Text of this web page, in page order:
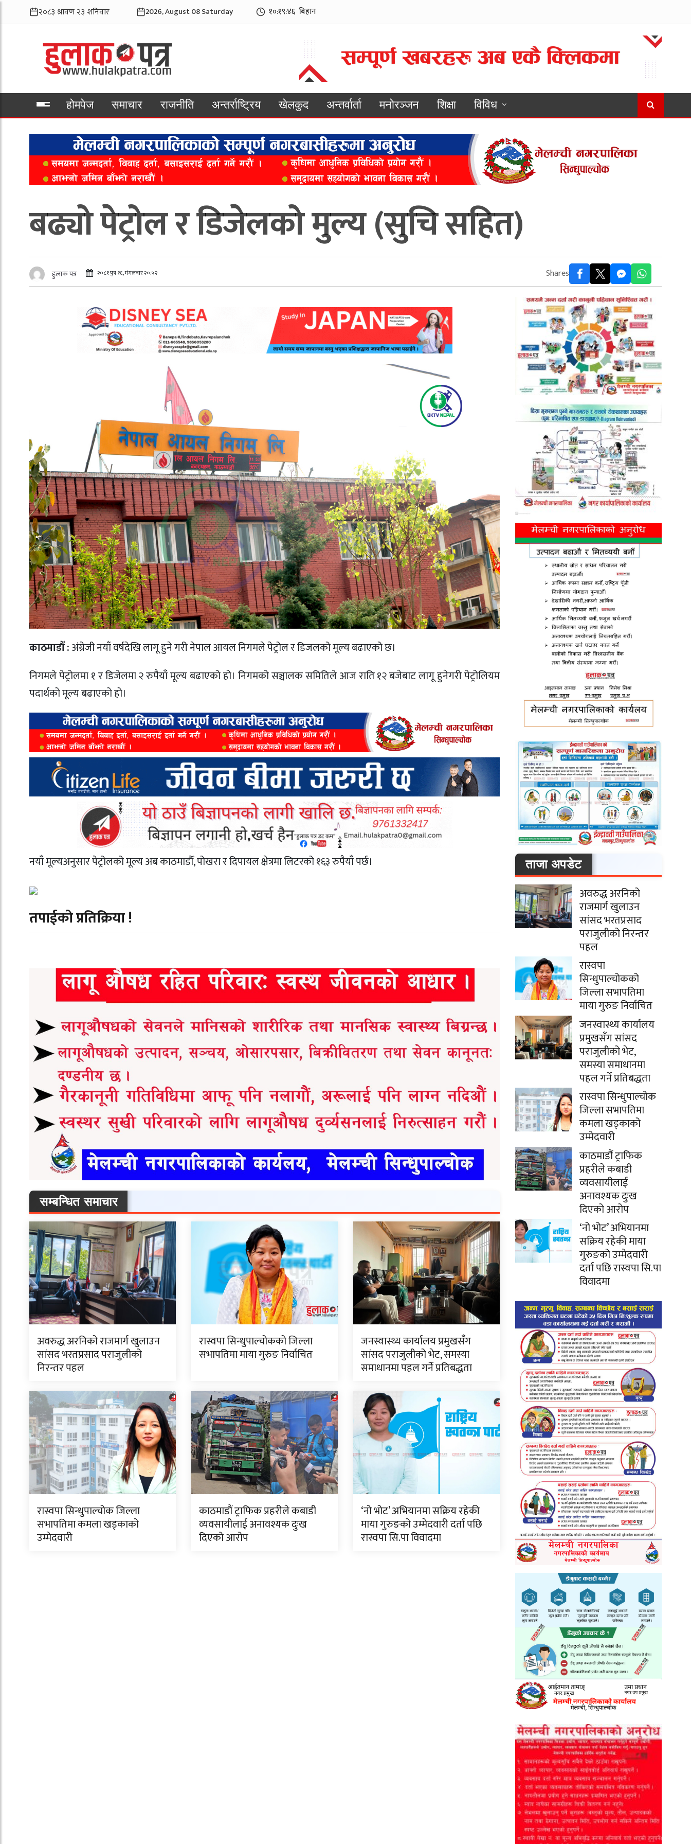
2026, August 08 Saturday १०:१९:४८ बिहान
होमपेज समाचार राजनीति अन्तर्राष्ट्रिय खेलकुद अन्तर्वार्ता मनोरञ्जन शिक्षा
विविध
बढ्यो पेट्रोल र डिजेलको मुल्य (सुचि सहित)
हुलाक पत्र २०८१ पुष १६, मंगलवार २०:५२ Shares
काठमाडौँ :अंग्रेजी नयाँ वर्षदेखि लागू हुने गरी नेपाल आयल निगमले पेट्रोल र डिजलको मूल्य बढाएको छ।
निगमले पेट्रोलमा १ र डिजेलमा २ रुपैयाँ मूल्य बढाएको हो। निगमको सञ्चालक समितिले आज राति १२ बजेबाट लागू हुनेगरी पेट्रोलियम
पदार्थको मूल्य बढाएको हो।
नयाँ मूल्यअनुसार पेट्रोलको मूल्य अब काठमाडौँ, पोखरा र दिपायल क्षेत्रमा लिटरको १६३ रुपैयाँ पर्छ।
तपाईको प्रतिक्रिया !
सम्बन्धित समाचार
अवरुद्ध अरनिको राजमार्ग खुलाउन
सांसद भरतप्रसाद पराजुलीको
निरन्तर पहल
रास्वपा सिन्धुपाल्चोकको जिल्ला
सभापतिमा माया गुरुङ निर्वाचित
जनस्वास्थ्य कार्यालय प्रमुखसँग
सांसद पराजुलीको भेट, समस्या
समाधानमा पहल गर्ने प्रतिबद्धता
रास्वपा सिन्धुपाल्चोक जिल्ला
सभापतिमा कमला खड्काको
उम्मेदवारी
काठमाडौं ट्राफिक प्रहरीले कबाडी
व्यवसायीलाई अनावश्यक दुःख
दिएको आरोप
‘नो भोट’ अभियानमा सक्रिय रहेकी
माया गुरुङको उम्मेदवारी दर्ता पछि
रास्वपा सि.पा विवादमा
ताजा अपडेट
अवरुद्ध अरनिको
राजमार्ग खुलाउन
सांसद भरतप्रसाद
पराजुलीको निरन्तर
पहल
रास्वपा
सिन्धुपाल्चोकको
जिल्ला सभापतिमा
माया गुरुङ निर्वाचित
जनस्वास्थ्य कार्यालय
प्रमुखसँग सांसद
पराजुलीको भेट,
समस्या समाधानमा
पहल गर्ने प्रतिबद्धता
रास्वपा सिन्धुपाल्चोक
जिल्ला सभापतिमा
कमला खड्काको
उम्मेदवारी
काठमाडौं ट्राफिक
प्रहरीले कबाडी
व्यवसायीलाई
अनावश्यक दुःख
दिएको आरोप
‘नो भोट’ अभियानमा
सक्रिय रहेकी माया
गुरुङको उम्मेदवारी
दर्ता पछि रास्वपा सि.पा
विवादमा